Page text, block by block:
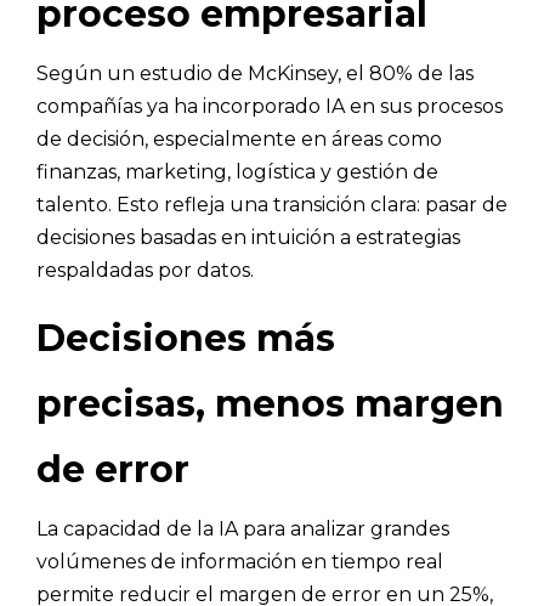
proceso empresarial
Según un estudio de McKinsey, el 80% de las
compañías ya ha incorporado IA en sus procesos
de decisión, especialmente en áreas como
finanzas, marketing, logística y gestión de
talento. Esto refleja una transición clara: pasar de
decisiones basadas en intuición a estrategias
respaldadas por datos.
Decisiones más
precisas, menos margen
de error
La capacidad de la IA para analizar grandes
volúmenes de información en tiempo real
permite reducir el margen de error en un 25%,